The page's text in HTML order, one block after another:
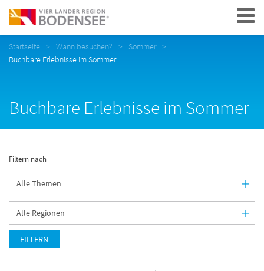
Navigation
Startseite Wann besuchen?
Sommer
Buchbare Erlebnisse im Sommer
Buchbare Erlebnisse im Sommer
Filtern nach
FILTERN